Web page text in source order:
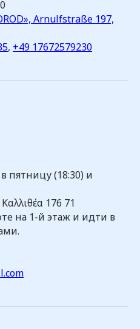
Arnulfstraße 197,
, +49 17672579230
пятницу (18:30) и
176 71
на 1-й этаж и идти в